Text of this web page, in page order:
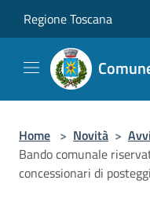
Regione Toscana
Home > Novità >
Bando comunale
concessionari di